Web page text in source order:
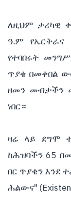
ለዚህም ታሪካዊ
ዓ.ም የኤርትራና
የተባበሩት
ጥያቄ በመቀበል
ዘመን መብታችን
ነበር።
ዛሬ ላይ ደግሞ
ከሕዝባችን 65
በር ጥያቄን እንደ
ሕልውና"